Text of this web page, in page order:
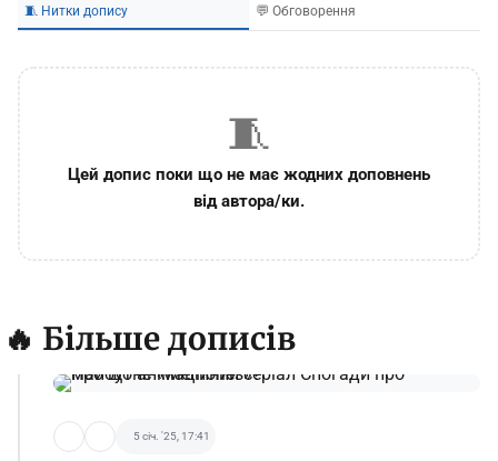
🧵 Нитки допису 💬 Обговорення
🧵
Цей допис поки що не має жодних доповнень
від автора/ки.
🔥 Більше дописів
5 січ. '25, 17:41